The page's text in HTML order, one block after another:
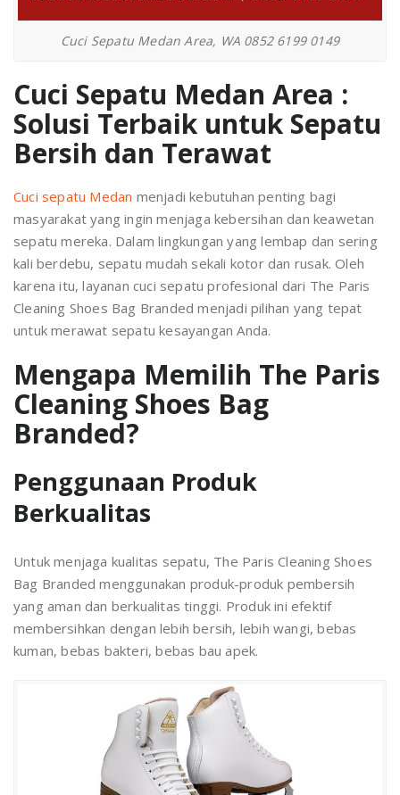
Cuci Sepatu Medan Area, WA 0852 6199 0149
Cuci Sepatu Medan Area :
Solusi Terbaik untuk Sepatu
Bersih dan Terawat
Cuci sepatu Medan menjadi kebutuhan penting bagi
masyarakat yang ingin menjaga kebersihan dan keawetan
sepatu mereka. Dalam lingkungan yang lembap dan sering
kali berdebu, sepatu mudah sekali kotor dan rusak. Oleh
karena itu, layanan cuci sepatu profesional dari The Paris
Cleaning Shoes Bag Branded menjadi pilihan yang tepat
untuk merawat sepatu kesayangan Anda.
Mengapa Memilih The Paris
Cleaning Shoes Bag
Branded?
Penggunaan Produk
Berkualitas
Untuk menjaga kualitas sepatu, The Paris Cleaning Shoes
Bag Branded menggunakan produk-produk pembersih
yang aman dan berkualitas tinggi. Produk ini efektif
membersihkan dengan lebih bersih, lebih wangi, bebas
kuman, bebas bakteri, bebas bau apek.